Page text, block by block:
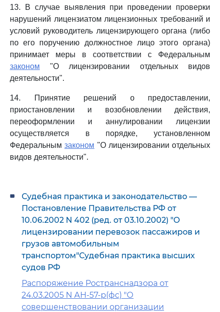
13. В случае выявления при проведении проверки
нарушений лицензиатом лицензионных требований и
условий руководитель лицензирующего органа (либо
по его поручению должностное лицо этого органа)
принимает меры в соответствии с Федеральным
законом "О лицензировании отдельных видов
деятельности".
14. Принятие решений о предоставлении,
приостановлении и возобновлении действия,
переоформлении и аннулировании лицензии
осуществляется в порядке, установленном
Федеральнымзаконом "О лицензировании отдельных
видов деятельности".
Судебная практика и законодательство —
Постановление Правительства РФ от
10.06.2002 N 402 (ред. от 03.10.2002) "О
лицензировании перевозок пассажиров и
грузов автомобильным
транспортом"Судебная практика высших
судов РФ
Распоряжение Ространснадзора от
24.03.2005 N АН-57-р(фс) "О
совершенствовании организации